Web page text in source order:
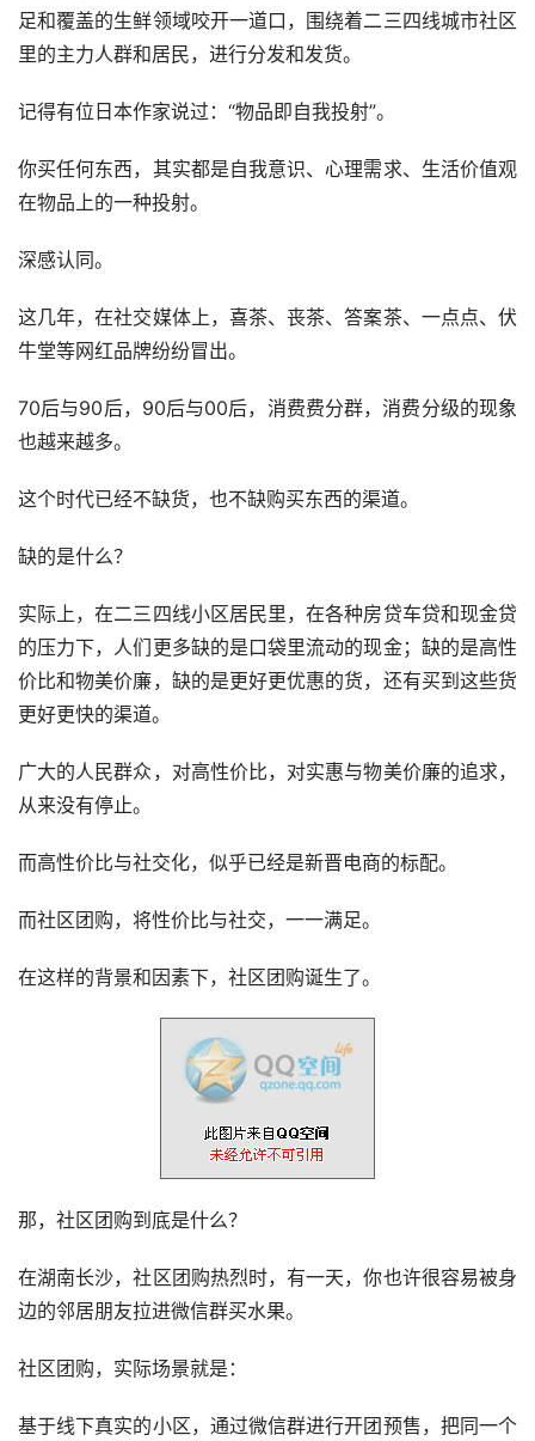
足和覆盖的生鲜领域咬开一道口，围绕着二三四线城市社区
里的主力人群和居民，进行分发和发货。
记得有位日本作家说过：“物品即自我投射”。
你买任何东西，其实都是自我意识、心理需求、生活价值观
在物品上的一种投射。
深感认同。
这几年，在社交媒体上，喜茶、丧茶、答案茶、一点点、伏
牛堂等网红品牌纷纷冒出。
70后与90后，90后与00后，消费费分群，消费分级的现象
也越来越多。
这个时代已经不缺货，也不缺购买东西的渠道。
缺的是什么？
实际上，在二三四线小区居民里，在各种房贷车贷和现金贷
的压力下，人们更多缺的是口袋里流动的现金；缺的是高性
价比和物美价廉，缺的是更好更优惠的货，还有买到这些货
更好更快的渠道。
广大的人民群众，对高性价比，对实惠与物美价廉的追求，
从来没有停止。
而高性价比与社交化，似乎已经是新晋电商的标配。
而社区团购，将性价比与社交，一一满足。
在这样的背景和因素下，社区团购诞生了。
那，社区团购到底是什么？
在湖南长沙，社区团购热烈时，有一天，你也许很容易被身
边的邻居朋友拉进微信群买水果。
社区团购，实际场景就是：
基于线下真实的小区，通过微信群进行开团预售，把同一个